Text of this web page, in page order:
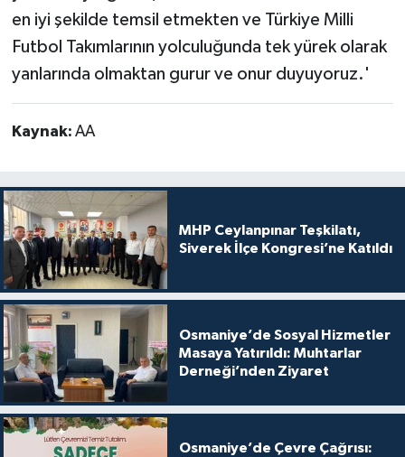
en iyi şekilde temsil etmekten ve Türkiye Milli
Futbol Takımlarının yolculuğunda tek yürek olarak
yanlarında olmaktan gurur ve onur duyuyoruz.'
Kaynak: AA
MHP Ceylanpınar Teşkilatı,
Siverek İlçe Kongresi’ne Katıldı
Osmaniye’de Sosyal Hizmetler
Masaya Yatırıldı: Muhtarlar
Derneği’nden Ziyaret
Osmaniye’de Çevre Çağrısı: